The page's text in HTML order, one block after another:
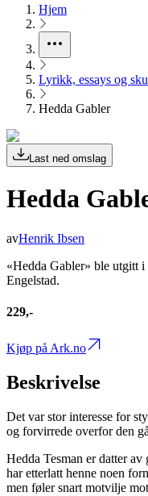
Hjem
Lyrikk, essays og
Hedda Gabler
Last ned omslag
Hedda
avHenrik Ibsen
«Hedda Gabler» ble utgitt
Engelstad.
229,-
Kjøp på Ark.no
Beskrivelse
Det var stor interesse for
og forvirrede overfor den
Hedda Tesman er datter
har etterlatt henne noen
men føler snart motvilje